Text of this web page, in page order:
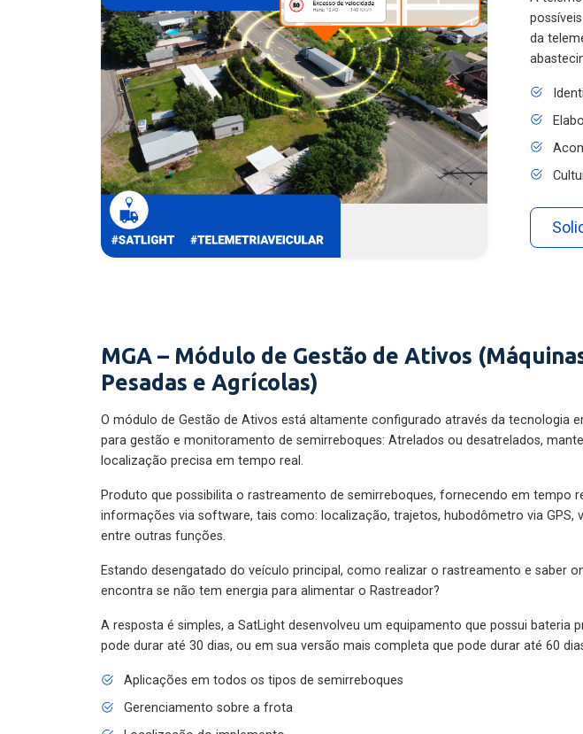
da
MGA – Módulo de Gestão de Ativos
Pesadas e Agrícolas)
O módulo de Gestão de Ativos está altamente configurado através da tecnologia
para gestão e monitoramento de semirreboques: Atrelados ou desatrelados,
localização precisa em tempo real.
Produto que possibilita o rastreamento de semirreboques, fornecendo em tempo
informações via software, tais como: localização, trajetos, hubodômetro via GPS,
entre outras funções.
Estando desengatado do veículo principal, como realizar o rastreamento e saber
encontra se não tem energia para alimentar o Rastreador?
A resposta é simples, a SatLight desenvolveu um equipamento que possui bateria
pode durar até 30 dias, ou em sua versão mais completa que pode durar até 60 dias.
Aplicações em todos os tipos de semirreboques
Gerenciamento sobre a frota
Localização do implemento